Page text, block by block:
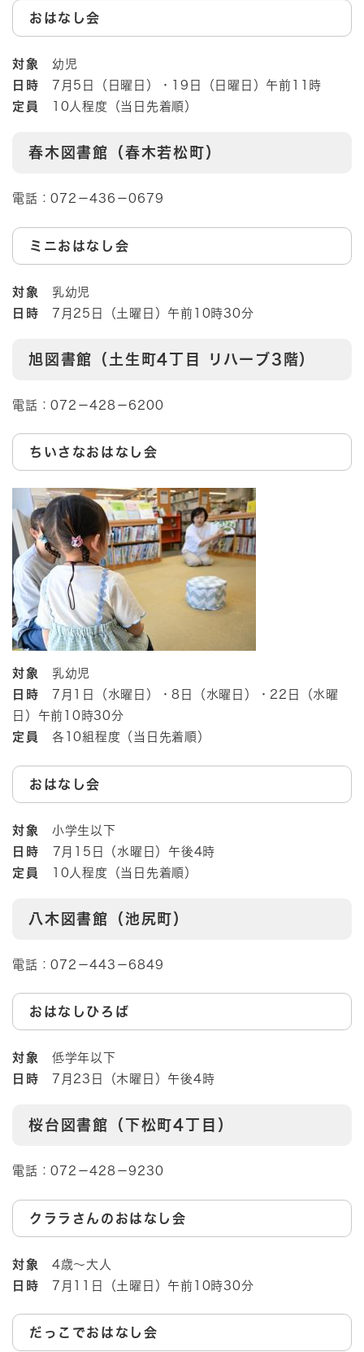
おはなし会
対象
幼児
日時 7月5日（日曜日）・19日（日曜日）午前11時
定員
10人程度（当日先着順）
春木図書館（春木若松町）
電話：072－436－0679
ミニおはなし会
対象
乳幼児
日時 7月25日（土曜日）午前10時30分
旭図書館（土生町4丁目 リハーブ3階）
電話：072－428－6200
ちいさなおはなし会
対象
乳幼児
日時 7月1日（水曜日）・8日（水曜日）・22日（水曜
日）午前10時30分
定員
各10組程度（当日先着順）
おはなし会
対象
小学生以下
日時
​7月15日（水曜日）午後4時
定員
10人程度（当日先着順）
八木図書館（池尻町）
電話：072－443－6849
おはなしひろば
対象
低学年以下
日時 7月23日（木曜日）午後4時
​​桜台図書館（下松町4丁目）
電話：072－428－9230
クララさんのおはなし会
対象
4歳～大人
日時 7月11日（土曜日）午前10時30分
だっこでおはなし会